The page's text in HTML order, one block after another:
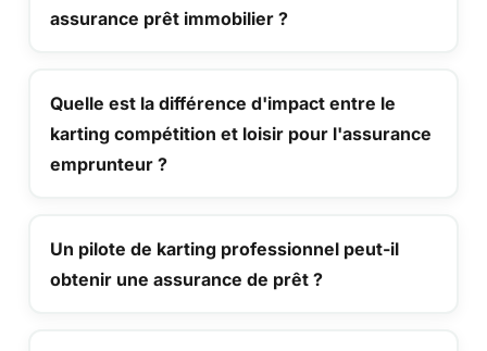
assurance prêt immobilier ?
Quelle est la différence d'impact entre le
karting compétition et loisir pour l'assurance
emprunteur ?
Un pilote de karting professionnel peut-il
obtenir une assurance de prêt ?